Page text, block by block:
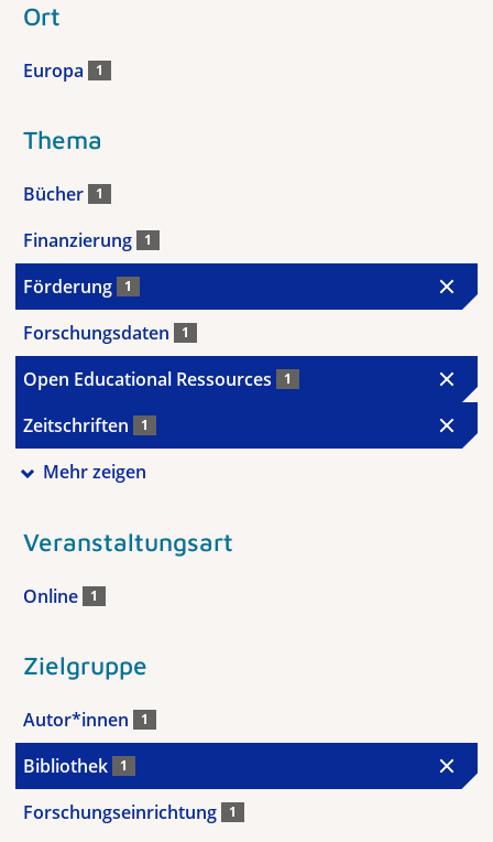
Ort
Europa 1
Thema
Bücher 1
Finanzierung 1
Förderung 1
Forschungsdaten 1
Open Educational Ressources 1
Zeitschriften 1
Mehr zeigen
Veranstaltungsart
Online 1
Zielgruppe
Autor*innen 1
Bibliothek 1
Forschungseinrichtung 1